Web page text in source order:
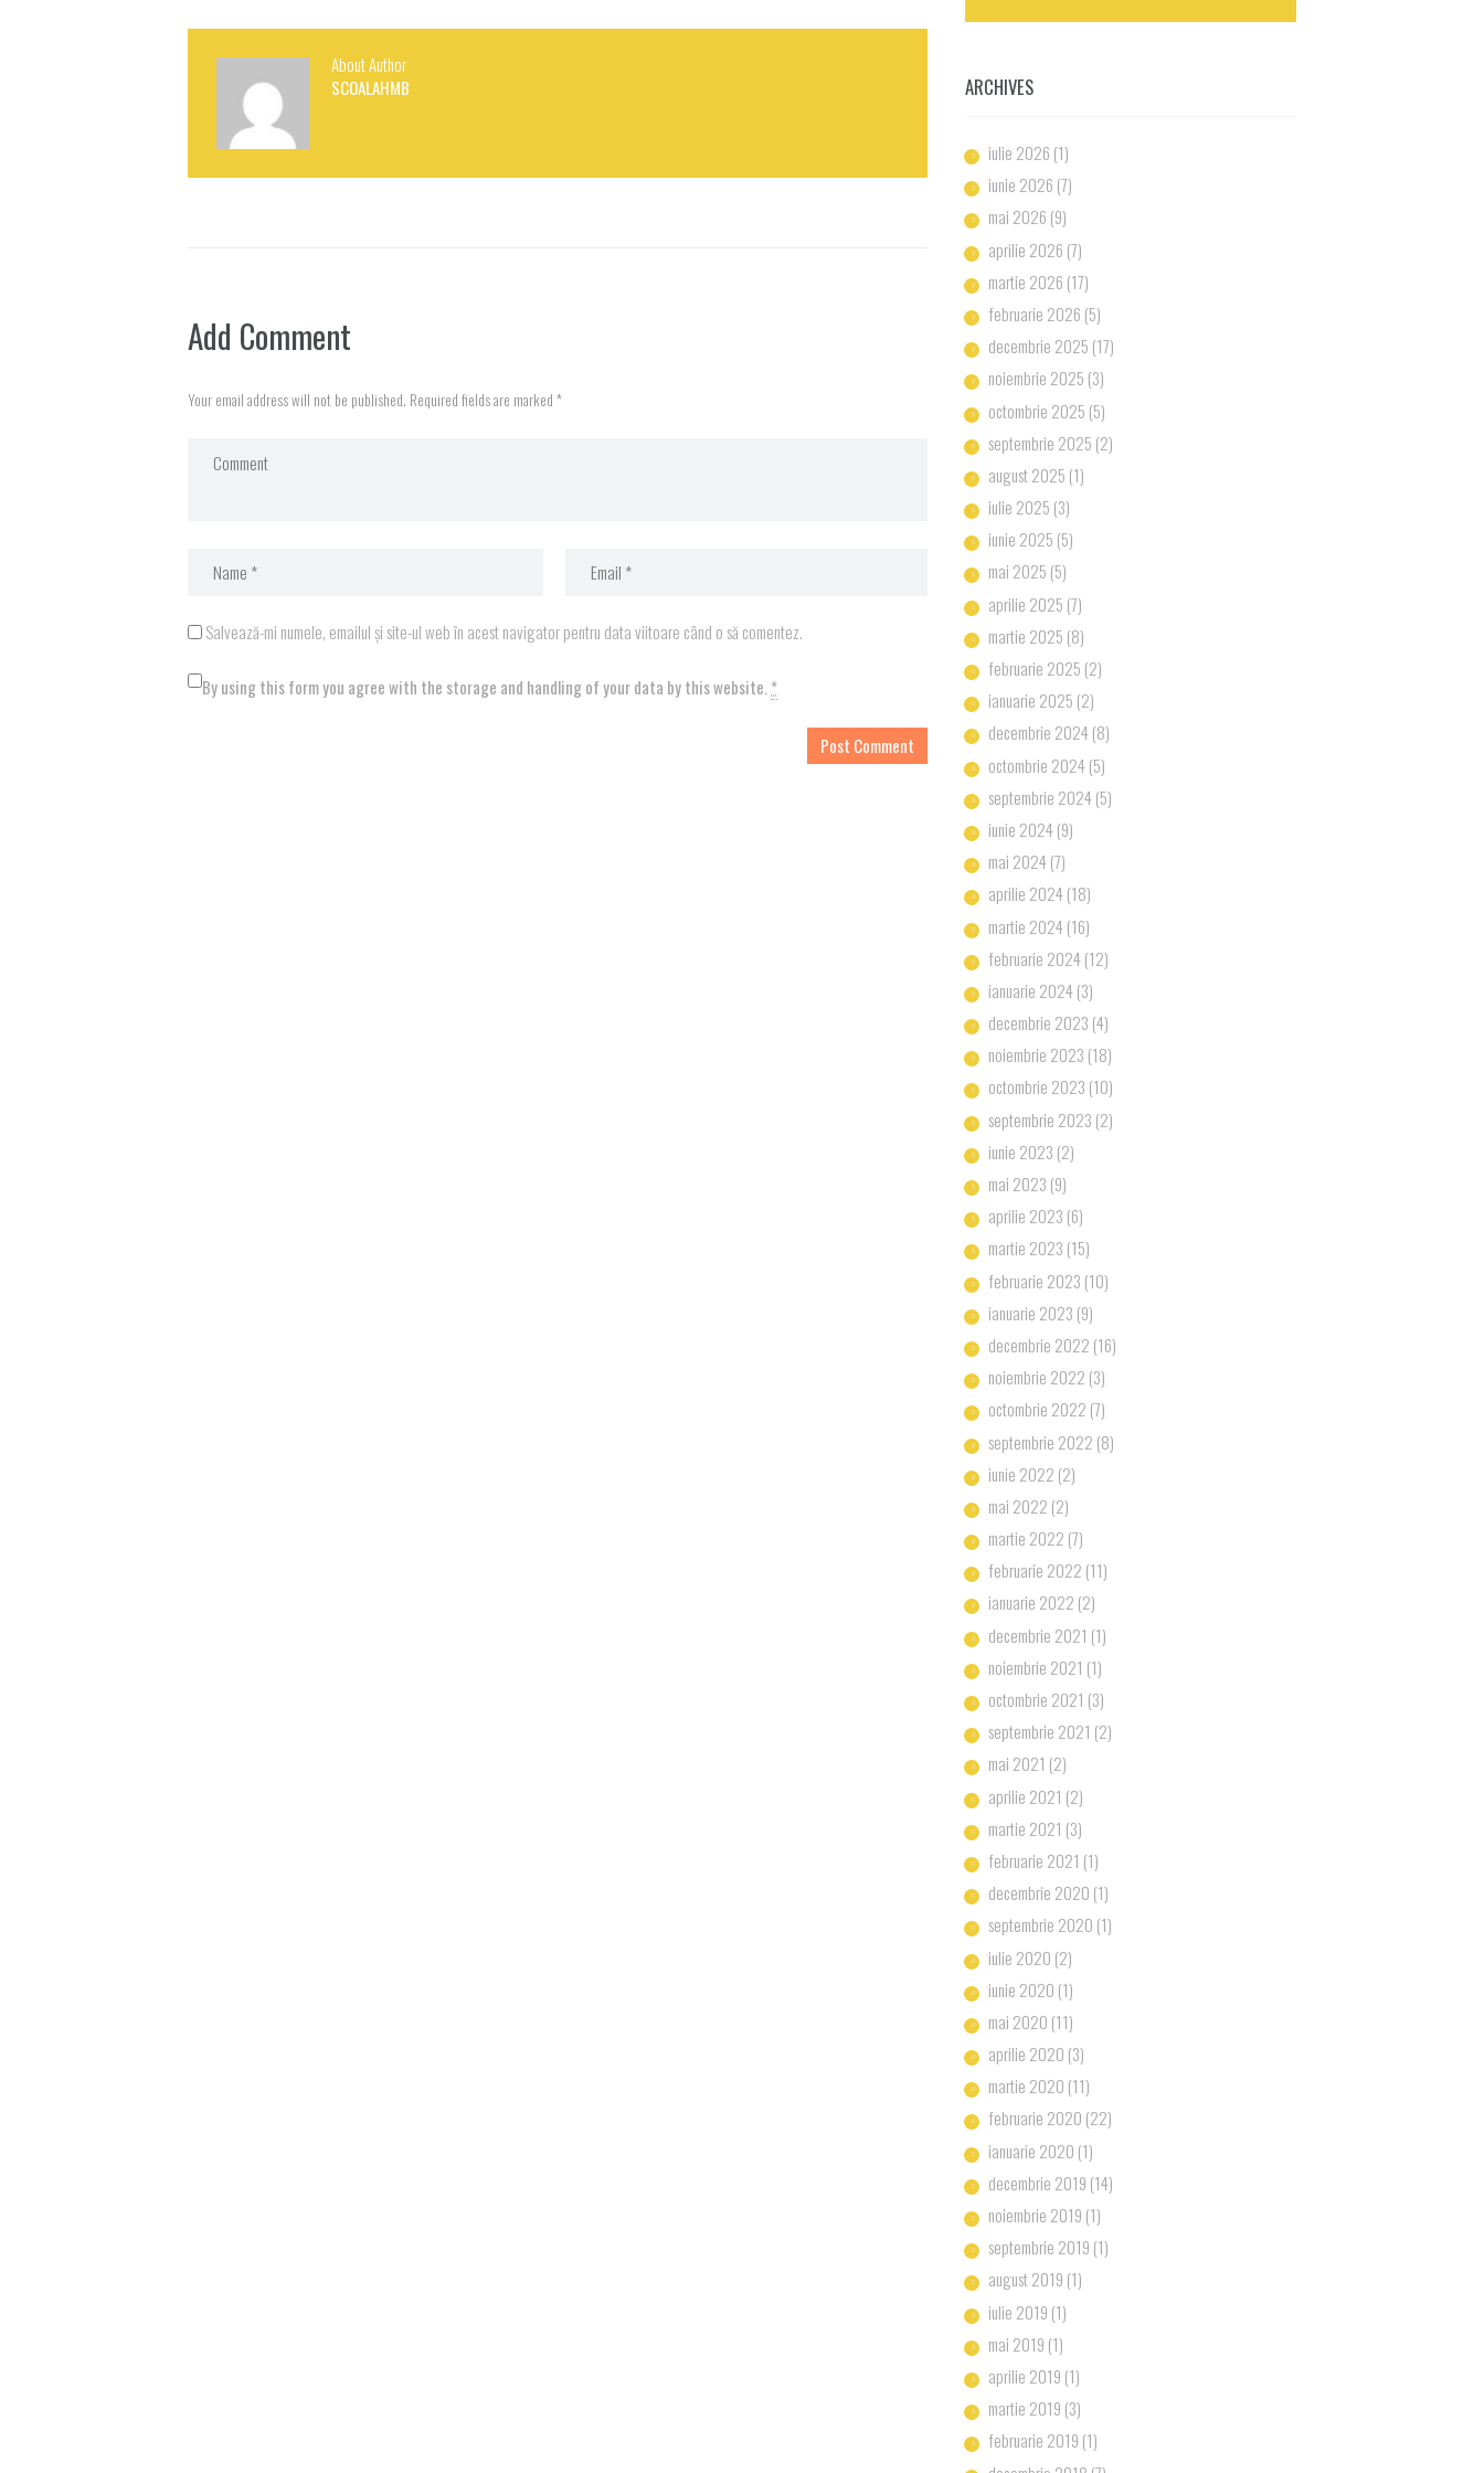
About Author
SCOALAHMB
Add Comment
Your email address will not be published. Required fields are marked *
Salvează-mi numele, emailul și site-ul web în acest navigator pentru data viitoare când o să comentez.
By using this form you agree with the storage and handling of your data by this website. *
ARCHIVES
iulie 2026 (1)
iunie 2026 (7)
mai 2026 (9)
aprilie 2026 (7)
martie 2026 (17)
februarie 2026 (5)
decembrie 2025 (17)
noiembrie 2025 (3)
octombrie 2025 (5)
septembrie 2025 (2)
august 2025 (1)
iulie 2025 (3)
iunie 2025 (5)
mai 2025 (5)
aprilie 2025 (7)
martie 2025 (8)
februarie 2025 (2)
ianuarie 2025 (2)
decembrie 2024(8)
octombrie 2024(5)
septembrie 2024(5)
iunie 2024(9)
mai 2024(7)
aprilie 2024(18)
martie 2024(16)
februarie 2024(12)
ianuarie 2024(3)
decembrie 2023 (4)
noiembrie 2023 (18)
octombrie 2023 (10)
septembrie 2023 (2)
iunie 2023 (2)
mai 2023 (9)
aprilie 2023 (6)
martie 2023 (15)
februarie 2023 (10)
ianuarie 2023 (9)
decembrie 2022 (16)
noiembrie 2022 (3)
octombrie 2022 (7)
septembrie 2022 (8)
iunie 2022 (2)
mai 2022 (2)
martie 2022 (7)
februarie 2022 (11)
ianuarie 2022 (2)
decembrie 2021 (1)
noiembrie 2021 (1)
octombrie 2021 (3)
septembrie 2021 (2)
mai 2021 (2)
aprilie 2021 (2)
martie 2021 (3)
februarie 2021 (1)
decembrie 2020 (1)
septembrie 2020 (1)
iulie 2020 (2)
iunie 2020 (1)
mai 2020 (11)
aprilie 2020 (3)
martie 2020 (11)
februarie 2020 (22)
ianuarie 2020 (1)
decembrie 2019 (14)
noiembrie 2019 (1)
septembrie 2019 (1)
august 2019 (1)
iulie 2019 (1)
mai 2019 (1)
aprilie 2019 (1)
martie 2019 (3)
februarie 2019 (1)